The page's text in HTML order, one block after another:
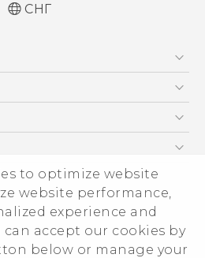
to optimize website
website performance,
experience and
can accept our cookies by
below or manage your
пользователя
стандартам
бастау нұсқаулығы
start guide
- User manual
and regulatory guide
СНГ